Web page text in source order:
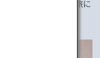
ど、あなたの一人旅に